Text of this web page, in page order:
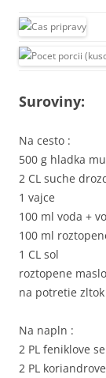
Suroviny:
Na cesto :
500 g hladka
2 CL suche
1 vajce
100 ml voda +
100 ml
1 CL sol
roztopene
na potretie
Na napln :
2 PL feniklove
2 PL